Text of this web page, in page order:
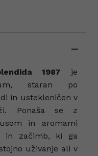
1987 je
staran po
in ustekleničen v
Ponaša se z
in aromami
in začimb, ki ga
uživanje ali v